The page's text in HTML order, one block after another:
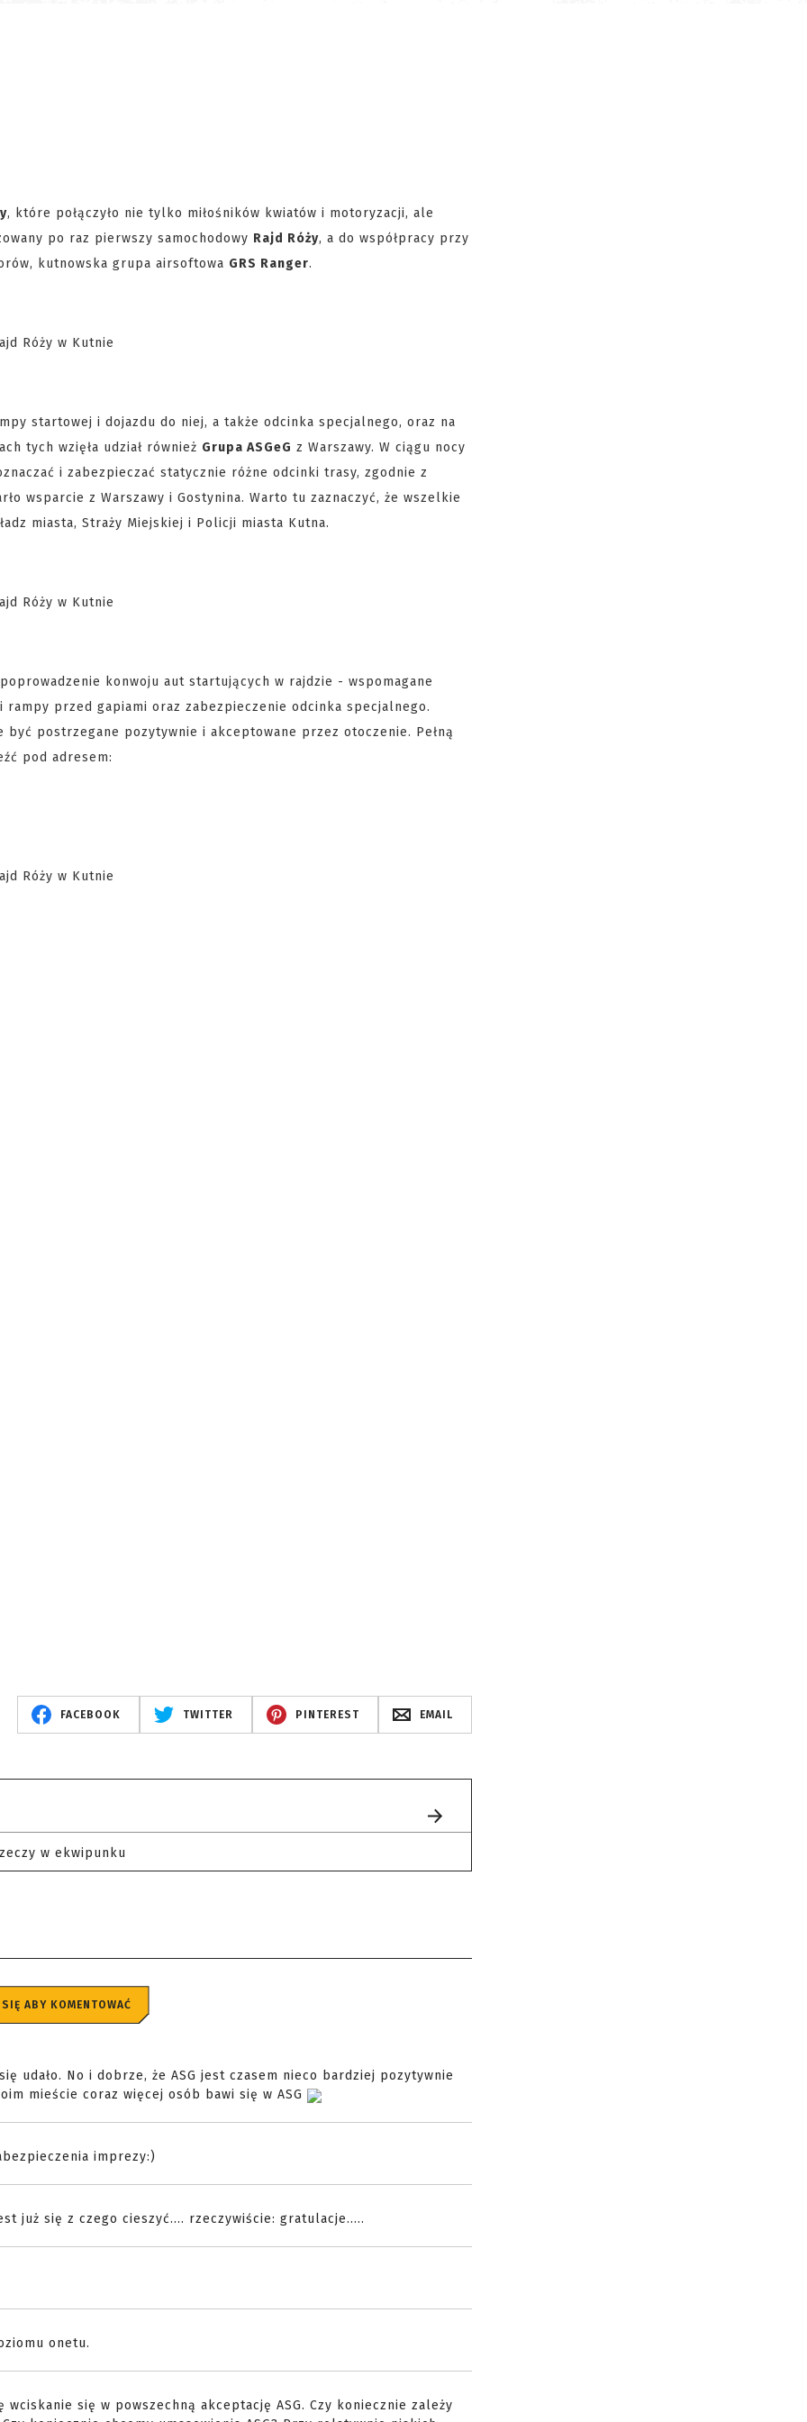
, które połączyło nie tylko miłośników kwiatów i motoryzacji, ale
po raz pierwszy samochodowy Rajd Róży, a do współpracy przy
kutnowska grupa airsoftowa GRS Ranger.
startowej i dojazdu do niej, a także odcinka specjalnego, oraz na
tych wzięła udział również Grupa ASGeG z Warszawy. W ciągu nocy
i zabezpieczać statycznie różne odcinki trasy, zgodnie z
wsparcie z Warszawy i Gostynina. Warto tu zaznaczyć, że wszelkie
miasta, Straży Miejskiej i Policji miasta Kutna.
konwoju aut startujących w rajdzie - wspomagane
przed gapiami oraz zabezpieczenie odcinka specjalnego.
postrzegane pozytywnie i akceptowane przez otoczenie. Pełną
pod adresem:
FACEBOOK TWITTER PINTEREST EMAIL
w ekwipunku
ABY KOMENTOWAĆ
udało. No i dobrze, że ASG jest czasem nieco bardziej pozytywnie
mieście coraz więcej osób bawi się w ASG
imprezy:)
już się z czego cieszyć.... rzeczywiście: gratulacje.....
onetu.
się w powszechną akceptację ASG. Czy koniecznie zależy